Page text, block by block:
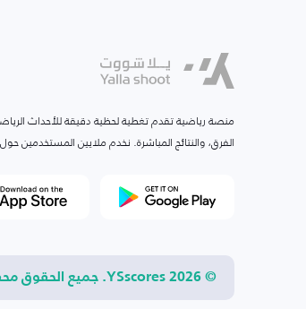
منصة رياضية تقدم تغطية لحظية دقيقة للأحداث
الفرق، والنتائج المباشرة. نخدم ملايين المستخدمين
© 2026 YSscores. جميع الحقوق محفوظة.